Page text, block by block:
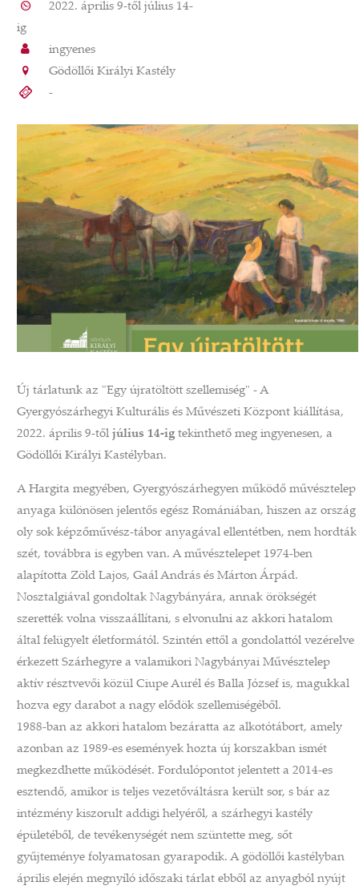
2022. április 9-től július 14-
ig
ingyenes
Gödöllői Királyi Kastély
-
Új tárlatunk az "Egy újratöltött szellemiség" - A
Gyergyószárhegyi Kulturális és Művészeti Központ kiállítása,
2022. április 9-től július 14-ig tekinthető meg ingyenesen, a
Gödöllői Királyi Kastélyban.
A Hargita megyében, Gyergyószárhegyen működő művésztelep
anyaga különösen jelentős egész Romániában, hiszen az ország
oly sok képzőművész-tábor anyagával ellentétben, nem hordták
szét, továbbra is egyben van. A művésztelepet 1974-ben
alapította Zöld Lajos, Gaál András és Márton Árpád.
Nosztalgiával gondoltak Nagybányára, annak örökségét
szerették volna visszaállítani, s elvonulni az akkori hatalom
által felügyelt életformától. Szintén ettől a gondolattól vezérelve
érkezett Szárhegyre a valamikori Nagybányai Művésztelep
aktív résztvevői közül Ciupe Aurél és Balla József is, magukkal
hozva egy darabot a nagy elődök szellemiségéből.
1988-ban az akkori hatalom bezáratta az alkotótábort, amely
azonban az 1989-es események hozta új korszakban ismét
megkezdhette működését. Fordulópontot jelentett a 2014-es
esztendő, amikor is teljes vezetőváltásra került sor, s bár az
intézmény kiszorult addigi helyéről, a szárhegyi kastély
épületéből, de tevékenységét nem szüntette meg, sőt
gyűjteménye folyamatosan gyarapodik. A gödöllői kastélyban
április elején megnyíló időszaki tárlat ebből az anyagból nyújt